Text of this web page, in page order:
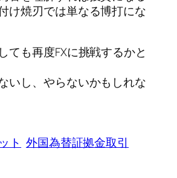
け焼刃では単なる博打にな
ても再度FXに挑戦するかと
いし、やらないかもしれな
ト 外国為替証拠金取引